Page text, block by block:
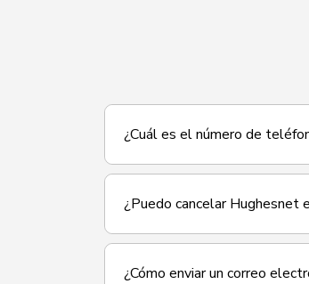
¿Cuál es el número de
¿Puedo cancelar Hughesnet
¿Cómo enviar un correo